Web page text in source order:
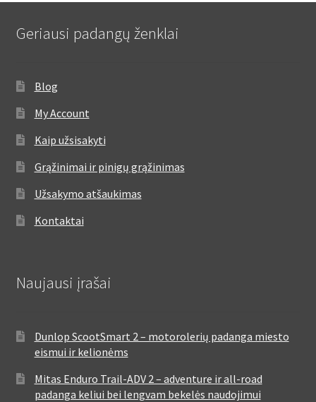
Geriausi padangų ženklai
Blog
My Account
Kaip užsisakyti
Grąžinimai ir pinigų grąžinimas
Užsakymo atšaukimas
Kontaktai
Naujausi įrašai
Dunlop ScootSmart 2 – motorolerių padanga miesto
eismui ir kelionėms
Mitas Enduro Trail-ADV 2 – adventure ir all-road
padanga keliui bei lengvam bekelės naudojimui